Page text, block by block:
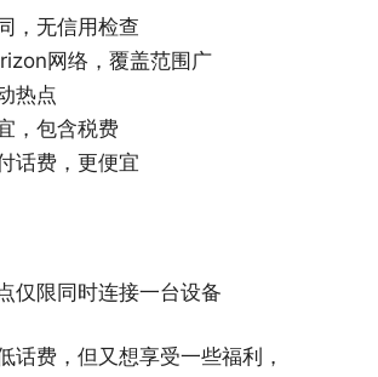
，无信用检查
网络，覆盖范围广
热点
，包含税费
话费，更便宜
仅限同时连接一台设备
话费，但又想享受一些福利，